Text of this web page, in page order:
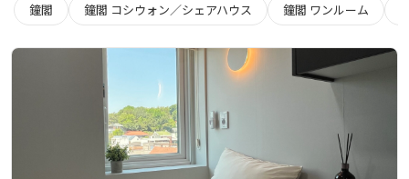
鐘閣 鐘閣 コシウォン／シェアハウス 鐘閣 ワンルーム